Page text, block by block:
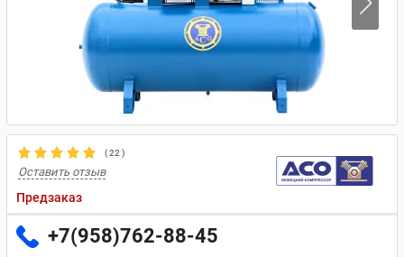
(22 )
Оставить отзыв
Предзаказ
+7(958)762-88-45